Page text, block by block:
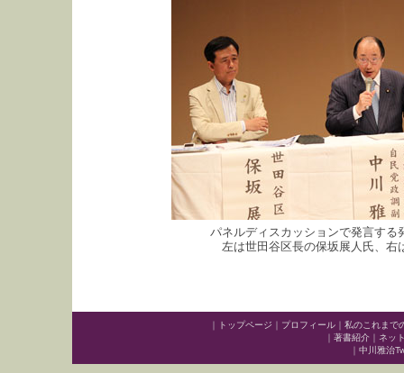
パネルディスカッションで発言する
左は世田谷区長の保坂展人氏、右
｜ トップページ ｜ プロフィール ｜ 私のこれまで
｜ 著書紹介 ｜ ネッ
｜ 中川雅治